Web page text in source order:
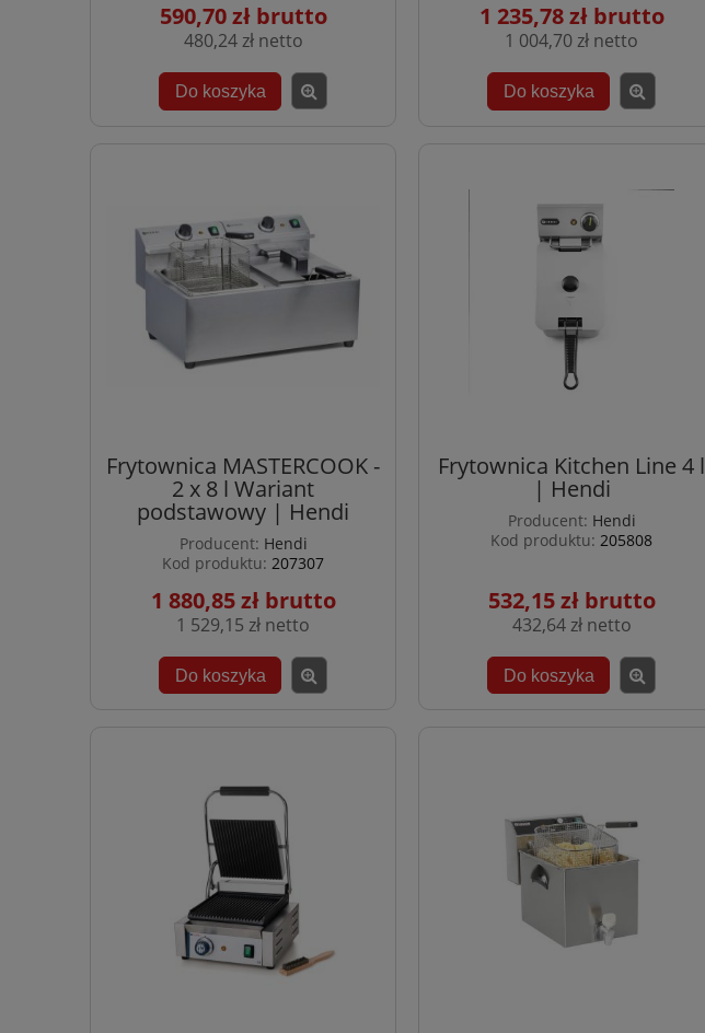
590,70 zł
480,24 zł
Do koszyka
1 235,78 zł
1 004,70 zł
Do koszyka
Frytownica MASTERCOOK -
2 x 8 l Wariant
podstawowy | Hendi
Producent: Hendi
Kod produktu: 207307
1 880,85 zł
1 529,15 zł
Do koszyka
Frytownica Kitchen Line 4 l
| Hendi
Producent: Hendi
Kod produktu: 205808
532,15 zł
432,64 zł
Do koszyka